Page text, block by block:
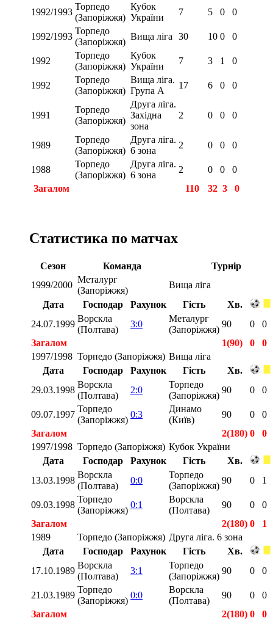
1992/1993
Торпедо
(Запоріжжя)
Кубок
України
7 5 0 0
1992/1993
Торпедо
(Запоріжжя)
Вища ліга 30 10 0 0
1992
Торпедо
(Запоріжжя)
Кубок
України
7 3 1 0
1992
Торпедо
(Запоріжжя)
Вища ліга.
Група А
17 6 0 0
1991
Торпедо
(Запоріжжя)
Друга ліга.
Західна
зона
2 0 0 0
1989
Торпедо
(Запоріжжя)
Друга ліга.
6 зона
2 0 0 0
1988
Торпедо
(Запоріжжя)
Друга ліга.
6 зона
2 0 0
0
Загалом
110 32 3 0
Статистика по матчах
Сезон Команда
Турнір
1999/2000
Металург
(Запоріжжя)
Вища ліга
Дата
Господар Рахунок Гість
Хв.
24.07.1999
Ворскла
(Полтава)
3:0
Металург
(Запоріжжя)
90 0
0
Загалом
1(90) 0
0
1997/1998 Торпедо (Запоріжжя) Вища ліга
Дата
Господар Рахунок Гість
Хв.
29.03.1998
Ворскла
(Полтава)
2:0
Торпедо
(Запоріжжя)
90 0 0
09.07.1997
Торпедо
(Запоріжжя)
0:3
Динамо
(Київ)
90 0
0
Загалом
2(180) 0
0
1997/1998 Торпедо (Запоріжжя) Кубок України
Дата
Господар Рахунок Гість
Хв.
13.03.1998
Ворскла
(Полтава)
0:0
Торпедо
(Запоріжжя)
90 0 1
09.03.1998
Торпедо
(Запоріжжя)
0:1
Ворскла
(Полтава)
90 0
0
Загалом
2(180) 0
1
1989
Торпедо (Запоріжжя) Друга ліга. 6 зона
Дата
Господар Рахунок Гість
Хв.
17.10.1989
Ворскла
(Полтава)
3:1
Торпедо
(Запоріжжя)
90 0 0
21.03.1989
Торпедо
(Запоріжжя)
0:0
Ворскла
(Полтава)
90 0
0
Загалом
2(180) 0
0